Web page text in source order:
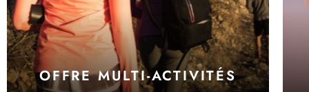
OFFRE MULTI-ACTIVITÉS